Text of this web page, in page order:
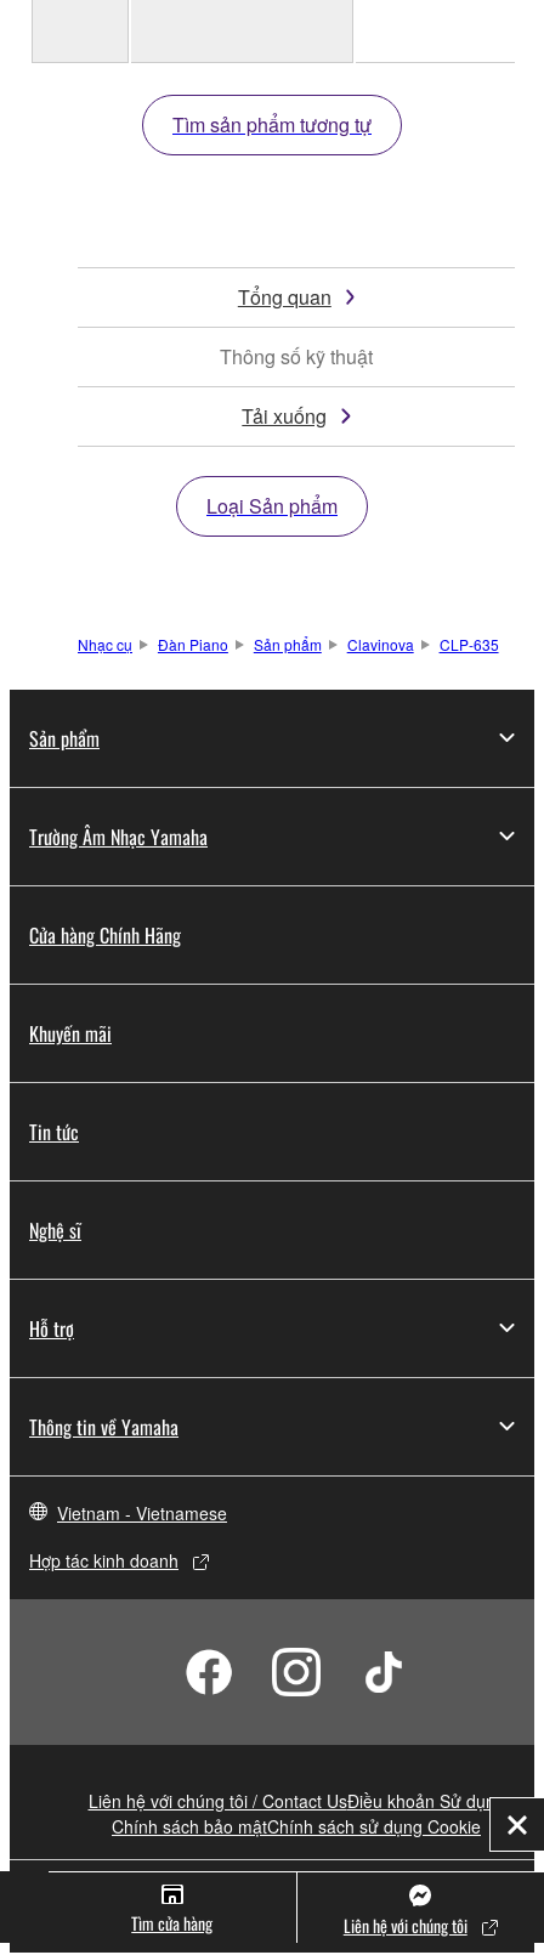
Tìm sản phẩm tương tự
Tổng quan
Thông số kỹ thuật
Tải xuống
Loại Sản phẩm
Tìm cửa hàng Liên hệ với chúng tôi
Nhạc cụ Đàn Piano Sản phẩm Clavinova CLP-635
Sản phẩm
Trường Âm Nhạc Yamaha
Cửa hàng Chính Hãng
Khuyến mãi
Tin tức
Nghệ sĩ
Hỗ trợ
Thông tin về Yamaha
Vietnam - Vietnamese
Hợp tác kinh doanh
Liên hệ với chúng tôi / Contact UsĐiều khoản Sử dụng
Chính sách bảo mậtChính sách sử dụng Cookie